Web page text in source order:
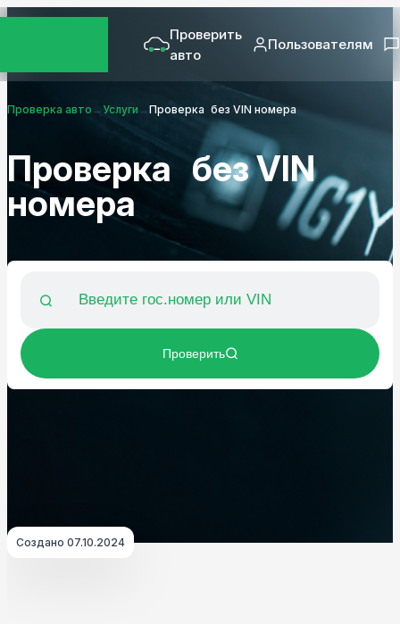
Проверить
авто
Пользователям
Проверка авто → Услуги → Проверка без VIN номера
Проверка без VIN
номера
Создано 07.10.2024